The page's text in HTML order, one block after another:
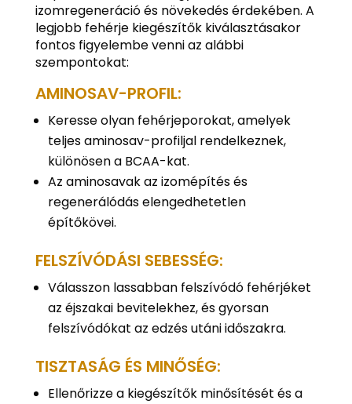
izomregeneráció és növekedés érdekében. A
legjobb fehérje kiegészítők kiválasztásakor
fontos figyelembe venni az alábbi
szempontokat:
AMINOSAV-PROFIL:
Keresse olyan fehérjeporokat, amelyek
teljes aminosav-profiljal rendelkeznek,
különösen a BCAA-kat.
Az aminosavak az izomépítés és
regenerálódás elengedhetetlen
építőkövei.
FELSZÍVÓDÁSI SEBESSÉG:
Válasszon lassabban felszívódó fehérjéket
az éjszakai bevitelekhez, és gyorsan
felszívódókat az edzés utáni időszakra.
TISZTASÁG ÉS MINŐSÉG:
Ellenőrizze a kiegészítők minősítését és a